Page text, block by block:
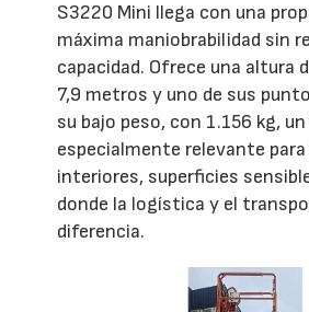
S3220 Mini llega con una
máxima maniobrabilidad sin
capacidad. Ofrece una altura
7,9 metros y uno de sus
su bajo peso, con 1.156 kg,
especialmente relevante
interiores, superficies
donde la logística y el
diferencia.